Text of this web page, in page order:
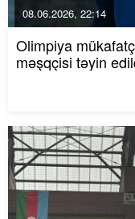
08.06.2026, 22:14
Olimpiya
məşqçisi təyin